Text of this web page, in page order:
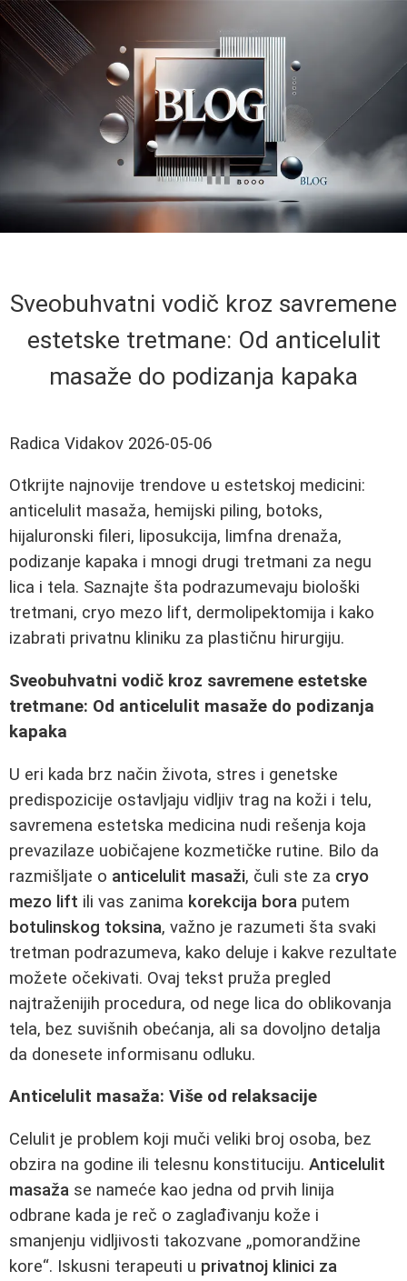
Sveobuhvatni vodič kroz savremene
estetske tretmane: Od anticelulit
masaže do podizanja kapaka
Radica Vidakov 2026-05-06
Otkrijte najnovije trendove u estetskoj medicini:
anticelulit masaža, hemijski piling, botoks,
hijaluronski fileri, liposukcija, limfna drenaža,
podizanje kapaka i mnogi drugi tretmani za negu
lica i tela. Saznajte šta podrazumevaju biološki
tretmani, cryo mezo lift, dermolipektomija i kako
izabrati privatnu kliniku za plastičnu hirurgiju.
Sveobuhvatni vodič kroz savremene estetske
tretmane: Od anticelulit masaže do podizanja
kapaka
U eri kada brz način života, stres i genetske
predispozicije ostavljaju vidljiv trag na koži i telu,
savremena estetska medicina nudi rešenja koja
prevazilaze uobičajene kozmetičke rutine. Bilo da
razmišljate o anticelulit masaži, čuli ste za cryo
mezo lift ili vas zanima korekcija bora putem
botulinskog toksina, važno je razumeti šta svaki
tretman podrazumeva, kako deluje i kakve rezultate
možete očekivati. Ovaj tekst pruža pregled
najtraženijih procedura, od nege lica do oblikovanja
tela, bez suvišnih obećanja, ali sa dovoljno detalja
da donesete informisanu odluku.
Anticelulit masaža: Više od relaksacije
Celulit je problem koji muči veliki broj osoba, bez
obzira na godine ili telesnu konstituciju. Anticelulit
masaža se nameće kao jedna od prvih linija
odbrane kada je reč o zaglađivanju kože i
smanjenju vidljivosti takozvane „pomorandžine
kore“. Iskusni terapeuti u privatnoj klinici za